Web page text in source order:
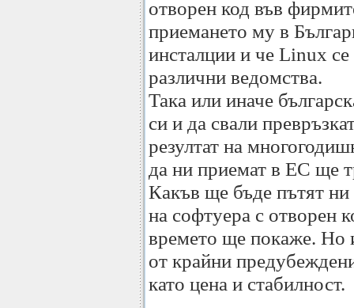
отворен код във
приемането му в
инсталции и че Linux
различни ведомства.
Така или иначе
си и да свали
резултат на
да ни приемат в ЕС ще
Какъв ще бъде пътят ни
на софтуера с отворен
времето ще покаже. Но
от крайни
като цена и стабилност.